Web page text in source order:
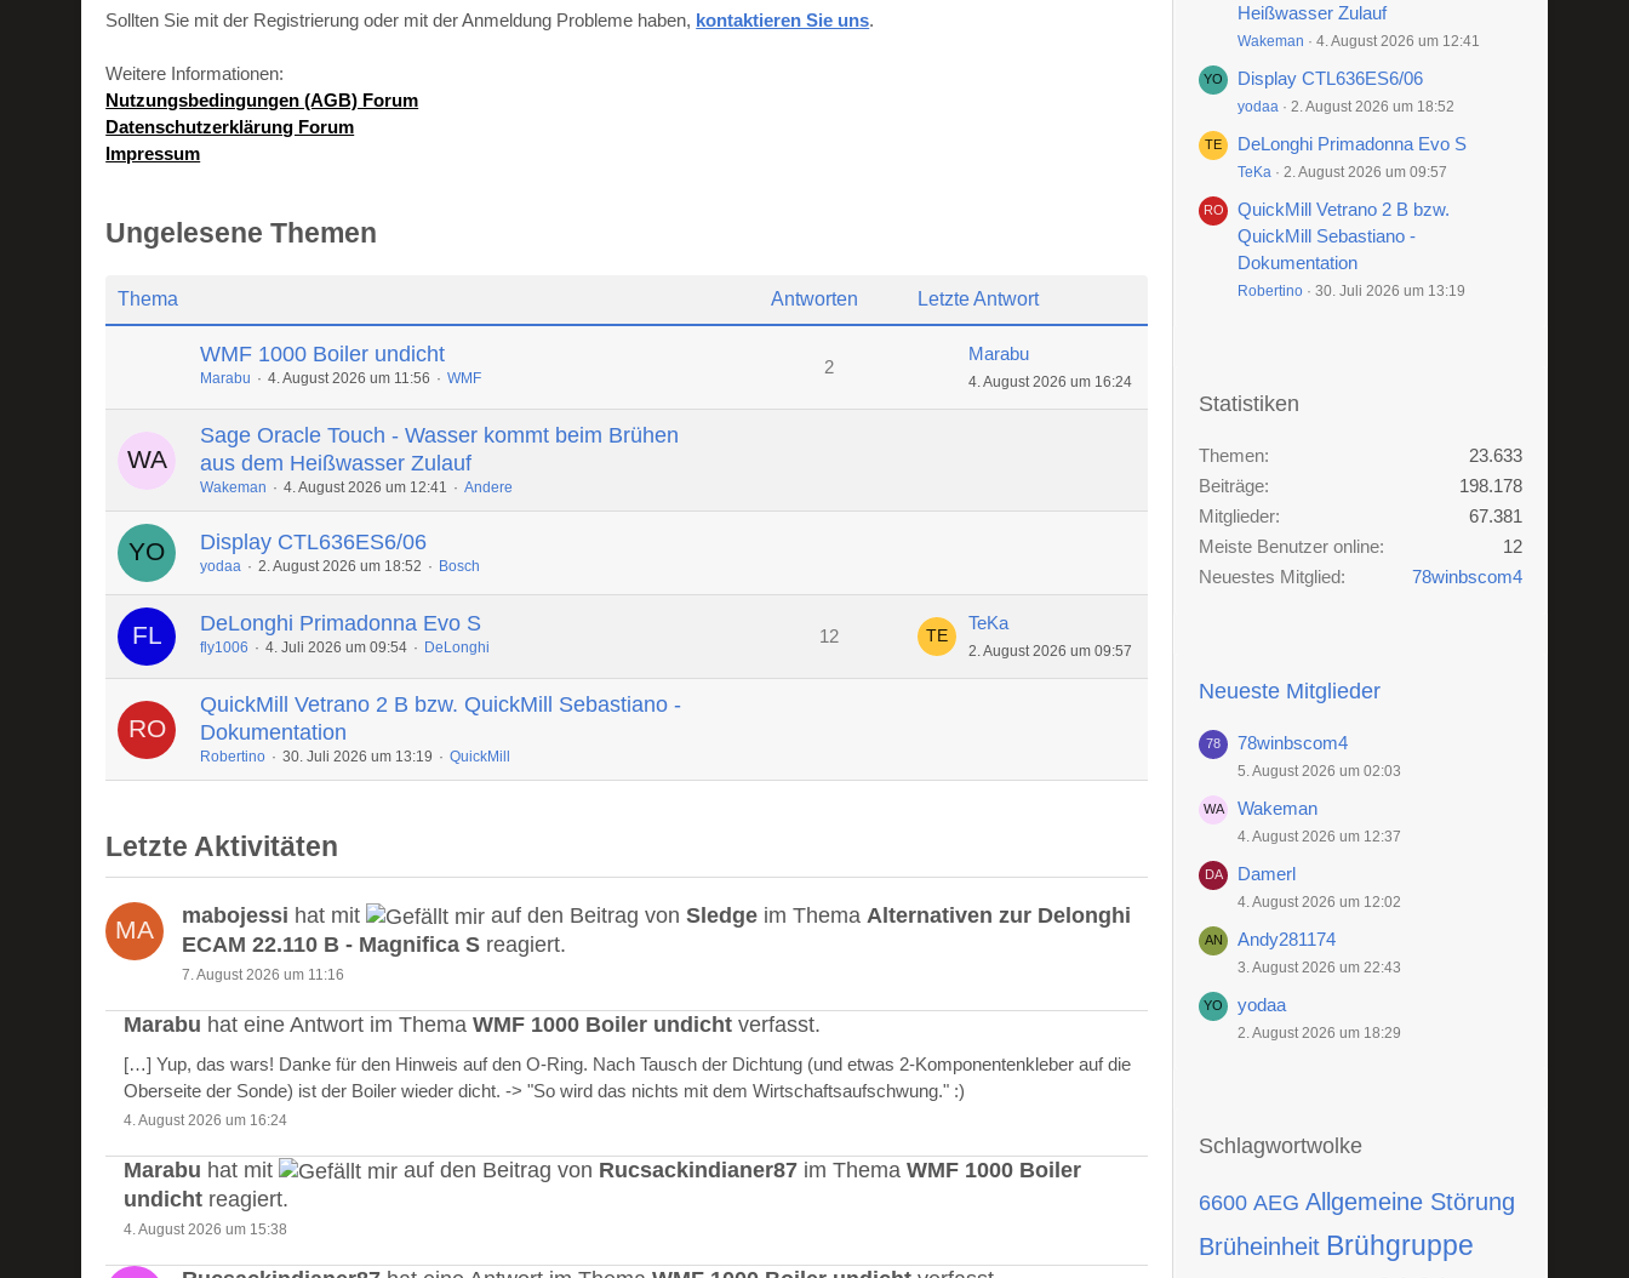
Sollten Sie mit der Registrierung oder mit der Anmeldung Probleme haben, kontaktieren Sie uns.
Weitere Informationen:
Nutzungsbedingungen (AGB) Forum
Datenschutzerklärung Forum
Impressum
Ungelesene Themen
Thema Antworten Letzte Antwort
WMF 1000 Boiler undicht
Marabu 4. August 2026 um 11:56 WMF
2
Marabu
4. August 2026 um 16:24
Sage Oracle Touch - Wasser kommt beim Brühen
aus dem Heißwasser Zulauf
Wakeman 4. August 2026 um 12:41 Andere
Display CTL636ES6/06
yodaa 2. August 2026 um 18:52 Bosch
DeLonghi Primadonna Evo S
fly1006 4. Juli 2026 um 09:54 DeLonghi
12
TeKa
2. August 2026 um 09:57
QuickMill Vetrano 2 B bzw. QuickMill Sebastiano -
Dokumentation
Robertino 30. Juli 2026 um 13:19 QuickMill
Letzte Aktivitäten
mabojessi hat mit auf den Beitrag vonSledge im ThemaAlternativen zur Delonghi
ECAM 22.110 B - Magnifica S reagiert.
7. August 2026 um 11:16
Marabu hat eine Antwort im ThemaWMF 1000 Boiler undicht verfasst.
[…] Yup, das wars! Danke für den Hinweis auf den O-Ring. Nach Tausch der Dichtung (und etwas 2-Komponentenkleber auf die
Oberseite der Sonde) ist der Boiler wieder dicht. -> "So wird das nichts mit dem Wirtschaftsaufschwung." :)
4. August 2026 um 16:24
Marabu hat mit auf den Beitrag von Rucsackindianer87 im ThemaWMF 1000 Boiler
undicht reagiert.
4. August 2026 um 15:38
Heißwasser Zulauf
Wakeman 4. August 2026 um 12:41
Display CTL636ES6/06
yodaa 2. August 2026 um 18:52
DeLonghi Primadonna Evo S
TeKa 2. August 2026 um 09:57
QuickMill Vetrano 2 B bzw.
QuickMill Sebastiano -
Dokumentation
Robertino 30. Juli 2026 um 13:19
Statistiken
Themen
23.633
Beiträge
198.178
Mitglieder
67.381
Meiste Benutzer online
12
Neuestes Mitglied
78winbscom4
Neueste Mitglieder
78winbscom4
5. August 2026 um 02:03
Wakeman
4. August 2026 um 12:37
Damerl
4. August 2026 um 12:02
Andy281174
3. August 2026 um 22:43
yodaa
2. August 2026 um 18:29
Schlagwortwolke
6600 AEG Allgemeine Störung
Brüheinheit Brühgruppe